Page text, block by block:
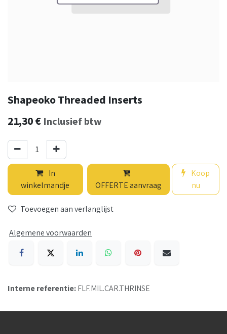
Shapeoko Threaded Inserts
21,30€ Inclusief btw
In
winkelmandje
OFFERTE aanvraag
Koop
nu
Toevoegen aan verlanglijst
Algemene voorwaarden
Interne referentie:FLF.MIL.CAR.THRINSE